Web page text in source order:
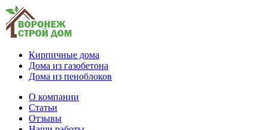
Кирпичные дома
Дома из газобетона
Дома из пеноблоков
О компании
Статьи
Отзывы